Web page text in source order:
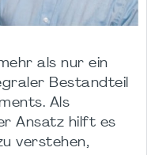
als nur ein
Bestandteil
Als
Ansatz hilft es
verstehen,